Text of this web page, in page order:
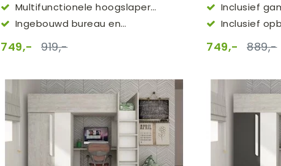
Multifunctionele hoogslaper
(90x200cm)
Ingebouwd bureau en
749,- 919,-
Inclusief
Inclusief
749,- 889,-